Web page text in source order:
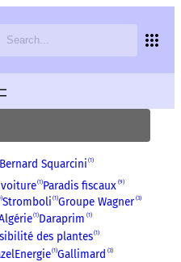
Bernard Squarcini 1
1 Paradis fiscaux 9
Stromboli 1 Groupe Wagner 3
1 Daraprim 1
des plantes 1
1 Gallimard 3